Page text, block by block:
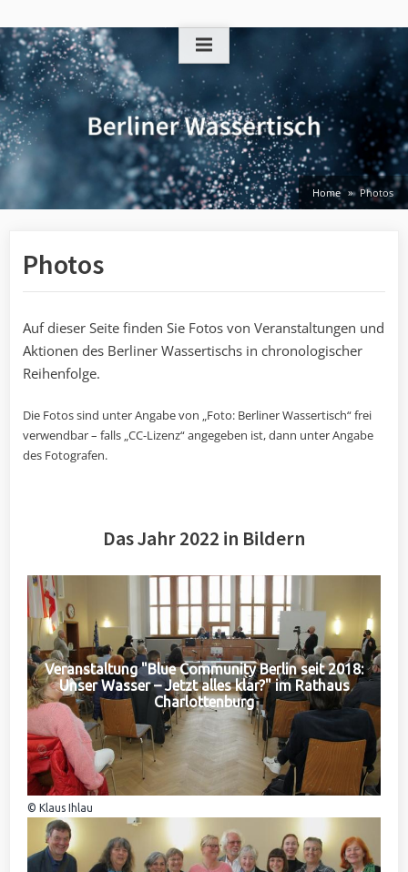
to
content
Home Photos
Photos
Auf dieser Seite finden Sie Fotos von Veranstaltungen und
Aktionen des Berliner Wassertischs in chronologischer
Reihenfolge.
Die Fotos sind unter Angabe von „Foto: Berliner Wassertisch“ frei
verwendbar – falls „CC-Lizenz“ angegeben ist, dann unter Angabe
des Fotografen.
Das Jahr 2022 in Bildern
Veranstaltung "Blue Community Berlin seit 2018:
Unser Wasser – Jetzt alles klar?" im Rathaus
Charlottenburg
© Klaus Ihlau